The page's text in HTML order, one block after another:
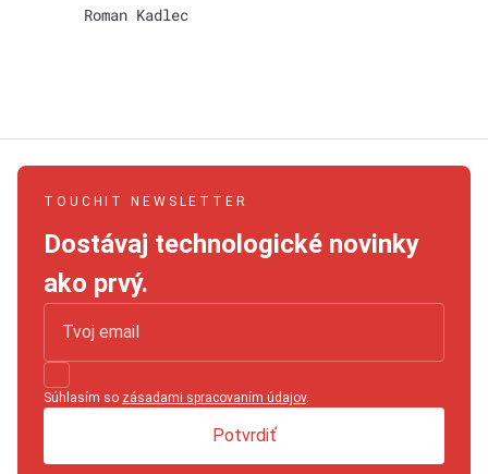
Roman Kadlec
TOUCHIT NEWSLETTER
Dostávaj technologické novinky
ako prvý.
Súhlasím so zásadami spracovaním údajov.
Potvrdiť